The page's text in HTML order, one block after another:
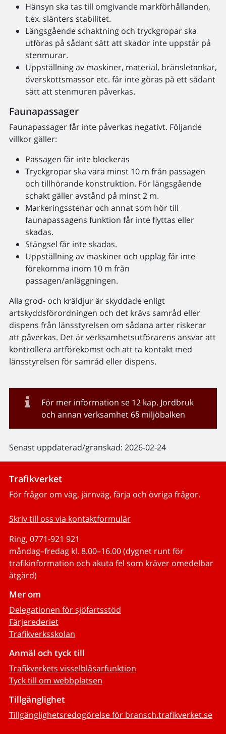
Hänsyn ska tas till omgivande markförhållanden,
t.ex. slänters stabilitet.
Längsgående schaktning och tryckgropar ska
utföras på sådant sätt att skador inte uppstår på
stenmurar.
Uppställning av maskiner, material, bränsletankar,
överskottsmassor etc. får inte göras på ett sådant
sätt att stenmuren påverkas.
Faunapassager
Faunapassager får inte påverkas negativt. Följande
villkor gäller:
Passagen får inte blockeras
Tryckgropar ska vara minst 10 m från passagen
och tillhörande konstruktion. För längsgående
schakt gäller avstånd på minst 2 m.
Markeringsstenar och annat som hör till
faunapassagens funktion får inte flyttas eller
skadas.
Stängsel får inte skadas.
Uppställning av maskiner och upplag får inte
förekomma inom 10 m från
passagen/anläggningen.
Alla grod- och kräldjur är skyddade enligt
artskyddsförordningen och det krävs samråd eller
dispens från länsstyrelsen om sådana arter riskerar
att påverkas. Det är verksamhetsutförarens ansvar att
kontrollera artförekomst och att ta kontakt med
länsstyrelsen för samråd eller dispens.
För mer information se 12 kap. Jordbruk
och annan verksamhet 6§ miljöbalken
Senast uppdaterad/granskad: 2026-02-24
Trafikverket
För frågor om väg, järnväg, färja och övriga frågor.
Skriv till oss via kontaktformulär
Ring, 0771-921 921
måndag–fredag kl. 8.00–16.00 (dygnet runt för
trafikinformation och akuta fel som kräver omedelbar
åtgärd)
Mer om
Delegationen för sjöfartsstöd
Färjerederiet
Trafikverksskolan
Anmäl och tyck till
Trafikverkets visselblåsarfunktion
Tyck till om webbplatsen
Tillgänglighet
Tillgänglighetsredogörelse för bransch.trafikverket.se